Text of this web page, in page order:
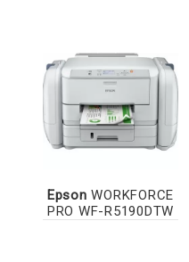
Epson WORKFORCE
PRO WF-R5190DTW